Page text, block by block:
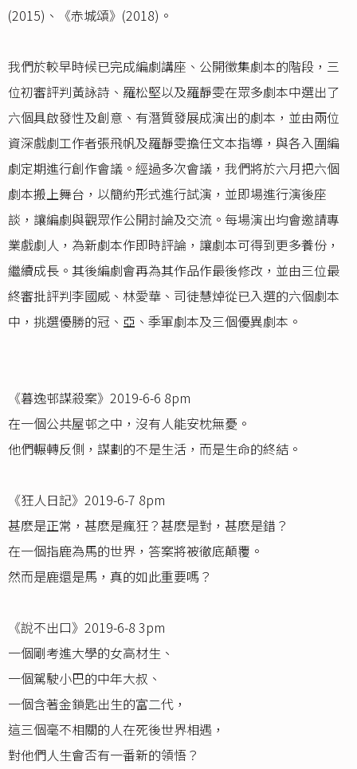
(2015)、《赤城頌》(2018)。
我們於較早時候已完成編劇講座、公開徵集劇本的階段，三
位初審評判黃詠詩、羅松堅以及羅靜雯在眾多劇本中選出了
六個具啟發性及創意、有潛質發展成演出的劇本，並由兩位
資深戲劇工作者張飛帆及羅靜雯擔任文本指導，與各入圍編
劇定期進行創作會議。經過多次會議，我們將於六月把六個
劇本搬上舞台，以簡約形式進行試演，並即場進行演後座
談，讓編劇與觀眾作公開討論及交流。每場演出均會邀請專
業戲劇人，為新劇本作即時評論，讓劇本可得到更多養份，
繼續成長。其後編劇會再為其作品作最後修改，並由三位最
終審批評判李國威、林愛華、司徒慧焯從已入選的六個劇本
中，挑選優勝的冠、亞、季軍劇本及三個優異劇本。
《暮逸邨謀殺案》2019-6-6 8pm
在一個公共屋邨之中，沒有人能安枕無憂。
他們輾轉反側，謀劃的不是生活，而是生命的終結。
《狂人日記》2019-6-7 8pm
甚麽是正常，甚麽是瘋狂？甚麽是對，甚麽是錯？
在一個指鹿為馬的世界，答案將被徹底顛覆。
然而是鹿還是馬，真的如此重要嗎？
《說不出口》2019-6-8 3pm
一個剛考進大學的女高材生、
一個駕駛小巴的中年大叔、
一個含著金鎖匙出生的富二代，
這三個毫不相關的人在死後世界相遇，
對他們人生會否有一番新的領悟？